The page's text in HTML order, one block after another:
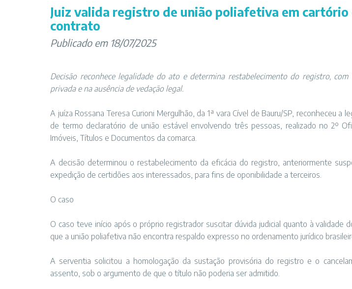
Juiz valida registro de união poliafetiva em cartório
contrato
Publicado em 18/07/2025
Decisão reconhece legalidade do ato e determina restabelecimento do registro, com
privada e na ausência de vedação legal.
A juíza Rossana Teresa Curioni Mergulhão, da 1ª vara Cível de Bauru/SP, reconheceu a
de termo declaratório de união estável envolvendo três pessoas, realizado no 2º
Imóveis, Títulos e Documentos da comarca.
A decisão determinou o restabelecimento da eficácia do registro, anteriormente
expedição de certidões aos interessados, para fins de oponibilidade a terceiros.
O caso
O caso teve início após o próprio registrador suscitar dúvida judicial quanto à validade
que a união poliafetiva não encontra respaldo expresso no ordenamento jurídico
A serventia solicitou a homologação da sustação provisória do registro e o
assento, sob o argumento de que o título não poderia ser admitido.